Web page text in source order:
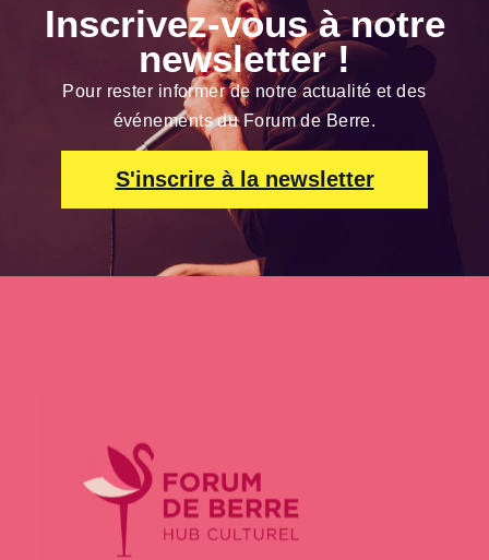
Inscrivez-vous à notre
newsletter !
Pour rester informer de notre actualité et des
événements du Forum de Berre.
S'inscrire à la newsletter